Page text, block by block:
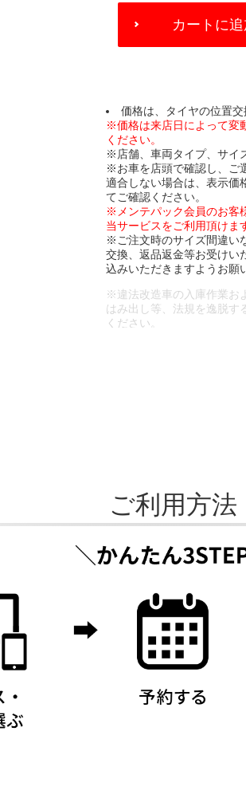
ADD
CART
カートに追
価格は、タイヤの位置交
※価格は来店日によって変
ください。
※店舗、車両タイプ、サイ
※お車を店頭で確認し、ご
適合しない場合は、表示価
てご確認ください。
※メンテパック会員のお客
当サービスをご利用頂けま
※ご注文時のサイズ間違い
交換、返品返金等お受けい
込みいただきますようお願
※違法改造車の入庫作業お
はみ出し等、法規を逸脱す
ください。
ご利用方法